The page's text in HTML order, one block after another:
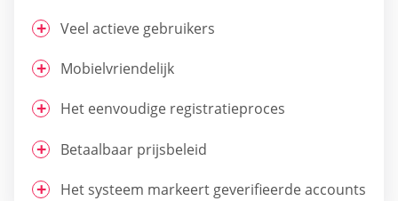
Veel actieve gebruikers
Mobielvriendelijk
Het eenvoudige registratieproces
Betaalbaar prijsbeleid
Het systeem markeert geverifieerde accounts